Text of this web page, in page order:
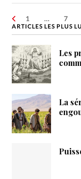
1 … 7
ARTICLES LES PLUS
Les
La